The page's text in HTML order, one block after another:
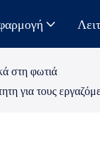
στη φωτιά
τους